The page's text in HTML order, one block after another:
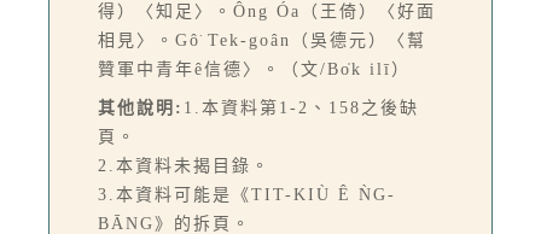
得）〈知足〉。Ông Óa（王倚）〈好面
相見〉。Gô͘ Tek-goân（吳德元）〈幫
贊軍中青年ê信德〉。（文/Bo̍k ilī）
其他說明: 1.本資料第1-2、158之後缺
頁。
2.本資料未揭目錄。
3.本資料可能是《TIT-KIÙ Ê ǸG-
BĀNG》的拆頁。